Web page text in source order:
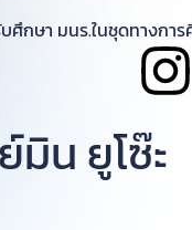
น ยูโซ๊ะ